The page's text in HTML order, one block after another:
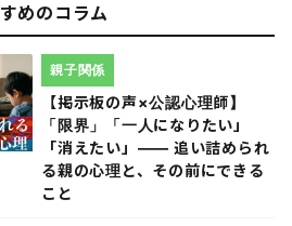
めのコラム
【掲示板の声×公認心理師】
「限界」「一人になりたい」
「消えたい」―― 追い詰められ
る親の心理と、その前にできる
こと
親子関係